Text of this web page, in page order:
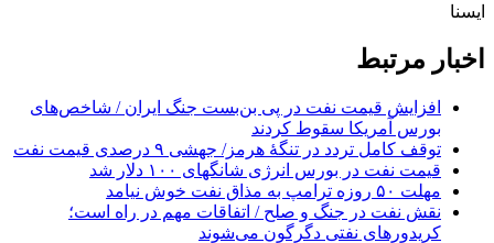
ایسنا
اخبار مرتبط
افزایش قیمت نفت در پی بن‌بست جنگ ایران / شاخص‌های
بورس آمریکا سقوط کردند
توقف کامل تردد در تنگۀ هرمز/ جهشی ۹ درصدی قیمت نفت
قیمت نفت در بورس انرژی شانگهای ۱۰۰ دلار شد
مهلت ۵۰ روزه ترامپ به مذاق نفت خوش نیامد
نقش نفت در جنگ و صلح / اتفاقات مهم در راه است؛
کریدورهای نفتی دگرگون می‌شوند